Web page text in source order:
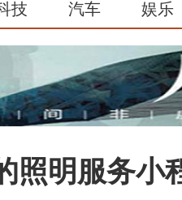
技 汽车 娱乐
明服务小